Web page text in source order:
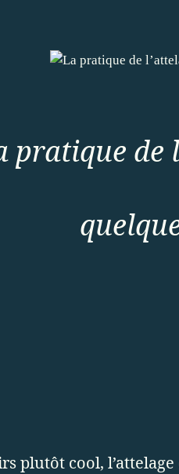
pratique de
plutôt cool,